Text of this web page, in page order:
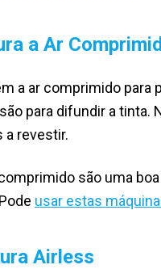
a Ar
a ar comprimido para
para difundir a tinta.
a revestir.
são uma
usar estas
Airless